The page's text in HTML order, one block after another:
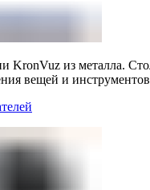
KronVuz из металла.
вещей и